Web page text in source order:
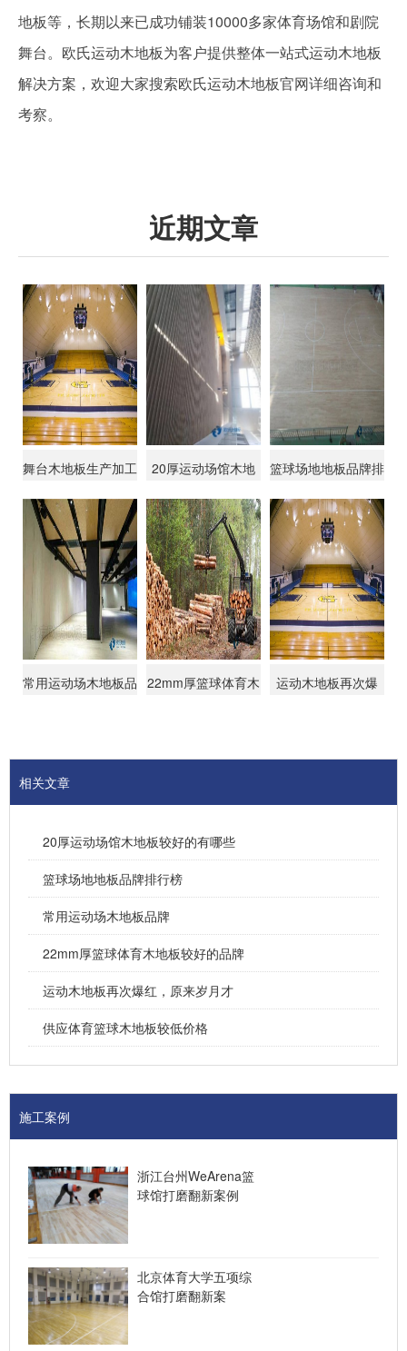
地板等，长期以来已成功铺装10000多家体育场馆和剧院
舞台。欧氏运动木地板为客户提供整体一站式运动木地板
解决方案，欢迎大家搜索欧氏运动木地板官网详细咨询和
考察。
近期文章
舞台木地板生产加工
20厚运动场馆木地
篮球场地地板品牌排
常用运动场木地板品 22mm厚篮球体育木
运动木地板再次爆
相关文章
20厚运动场馆木地板较好的有哪些
篮球场地地板品牌排行榜
常用运动场木地板品牌
22mm厚篮球体育木地板较好的品牌
运动木地板再次爆红，原来岁月才
供应体育篮球木地板较低价格
施工案例
浙江台州WeArena篮
球馆打磨翻新案例
北京体育大学五项综
合馆打磨翻新案